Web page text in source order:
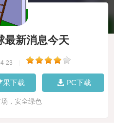
最新消息今天
23
果下载 PC下载
，安全绿色